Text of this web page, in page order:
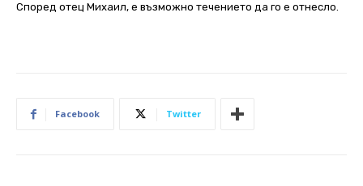
Според отец Михаил, е възможно течението да го е отнесло.
Facebook Twitter